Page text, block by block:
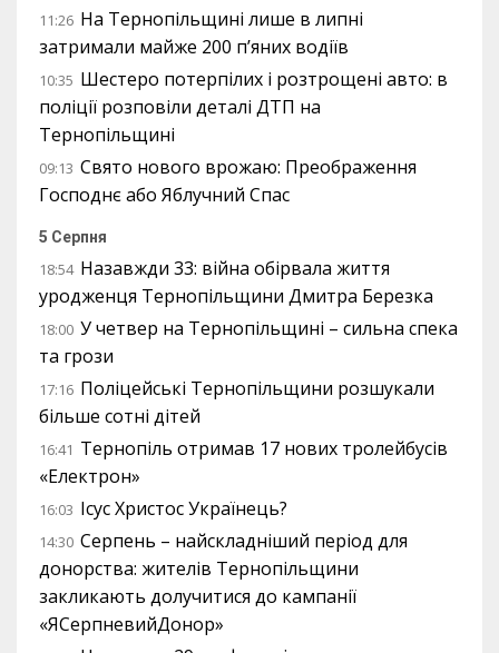
11:26 На Тернопільщині лише в липні
затримали майже 200 п’яних водіїв
10:35 Шестеро потерпілих і розтрощені авто: в
поліції розповіли деталі ДТП на
Тернопільщині
09:13 Свято нового врожаю: Преображення
Господнє або Яблучний Спас
5 Серпня
18:54 Назавжди 33: війна обірвала життя
уродженця Тернопільщини Дмитра Березка
18:00 У четвер на Тернопільщині – сильна спека
та грози
17:16 Поліцейські Тернопільщини розшукали
більше сотні дітей
16:41 Тернопіль отримав 17 нових тролейбусів
«Електрон»
16:03 Ісус Христос Українець?
14:30 Серпень – найскладніший період для
донорства: жителів Тернопільщини
закликають долучитися до кампанії
«ЯСерпневийДонор»